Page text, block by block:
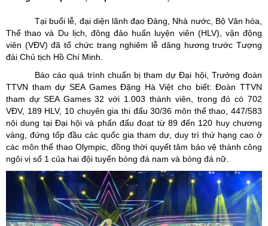
Tại buổi lễ, đại diện lãnh đạo Đảng, Nhà nước, Bộ Văn hóa,
Thể thao và Du lịch, đông đảo huấn luyện viên (HLV), vận động
viên (VĐV) đã tổ chức trang nghiêm lễ dâng hương trước Tượng
đài Chủ tịch Hồ Chí Minh.
Báo cáo quá trình chuẩn bị tham dự Đại hội, Trưởng đoàn
TTVN tham dự SEA Games Đặng Hà Việt cho biết: Đoàn TTVN
tham dự SEA Games 32 với 1.003 thành viên, trong đó có 702
VĐV, 189 HLV, 10 chuyên gia thi đấu 30/36 môn thể thao, 447/583
nội dung tại Đại hội và phấn đấu đoạt từ 89 đến 120 huy chương
vàng, đứng tốp đầu các quốc gia tham dự, duy trì thứ hạng cao ở
các môn thể thao Olympic, đồng thời quyết tâm bảo vệ thành công
ngôi vị số 1 của hai đội tuyển bóng đá nam và bóng đá nữ.